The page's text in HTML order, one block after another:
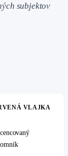
subjektov
VLAJKA